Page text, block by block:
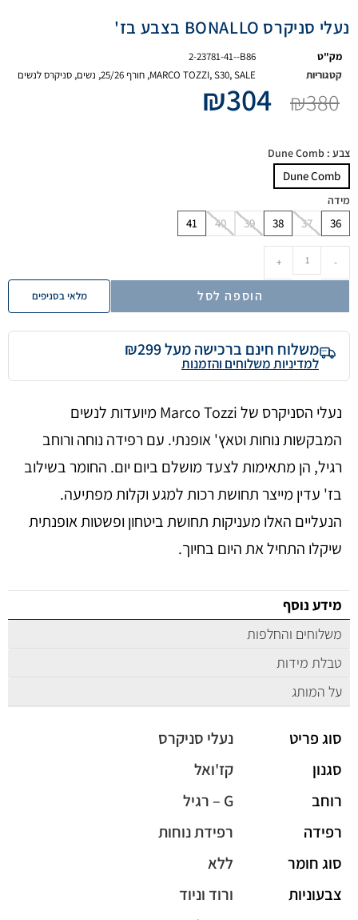
נעלי סניקרס BONALLO בצבע בז'
מק"ט
2-23781-41--B86
קטגוריות
MARCO TOZZI,S30,SALE
, חורף 25/26 , נשים, סניקרס לנשים
₪380
₪304
צבע : Dune Comb
Dune Comb
מידה
36
37
38
39
40
41
-
+
הוספה לסל מלאי בסניפים
משלוח חינם ברכישה מעל ₪299
למדיניות משלוחים והזמנות
נעלי הסניקרס של Marco Tozzi מיועדות לנשים
המבקשות נוחות וטאץ' אופנתי. עם רפידה נוחה ורוחב
רגיל, הן מתאימות לצעד מושלם ביום יום. החומר בשילוב
בז' עדין מייצר תחושת רכות למגע וקלות מפתיעה.
הנעליים האלו מעניקות תחושת ביטחון ופשטות אופנתית
שיקלו התחיל את היום בחיוך.
מידע נוסף
משלוחים והחלפות
טבלת מידות
על המותג
סוג פריט
נעלי סניקרס
סגנון
קז'ואל
רוחב
G – רגיל
רפידה
רפידת נוחות
סוג חומר
ללא
צבעוניות
ורוד וניוד